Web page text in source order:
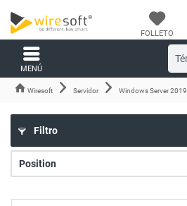
FOLLETO
MENÚ
Wiresoft Servidor Windows Server 2019
Filtro